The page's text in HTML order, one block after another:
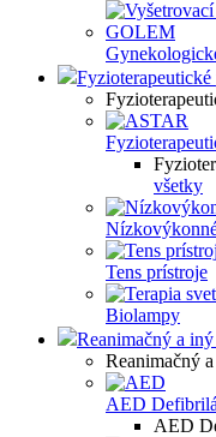
Fyzioterapeutické
všetky
Tens prístroje
Biolampy
Reanimačný a
Reanimačný
AED
AED